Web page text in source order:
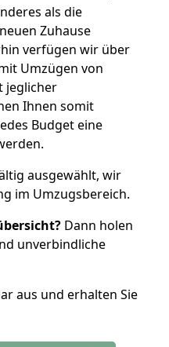
als die
Zuhause
verfügen wir über
Umzügen von
jeglicher
Ihnen somit
Budget eine
ausgewählt, wir
im Umzugsbereich.
Dann holen
unverbindliche
aus und erhalten Sie